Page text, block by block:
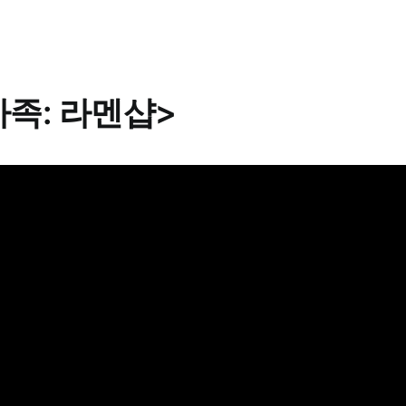
: 라멘샵>